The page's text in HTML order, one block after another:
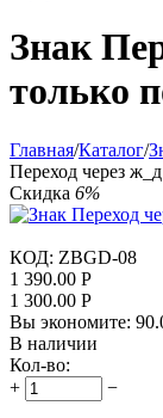
Знак
только
Главная/Каталог/
Переход через
Скидка 6%
КОД: ZBGD-08
1 390.00 Р
1 300.00 Р
Вы экономите:
В наличии
Кол-во:
+
−